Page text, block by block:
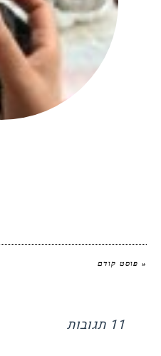
« פוסט קודם
11 תגובות